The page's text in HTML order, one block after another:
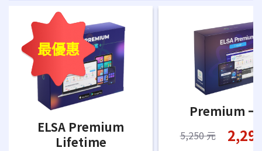
最優惠
ELSA Premium
Lifetime
Premium 一
5,250 元